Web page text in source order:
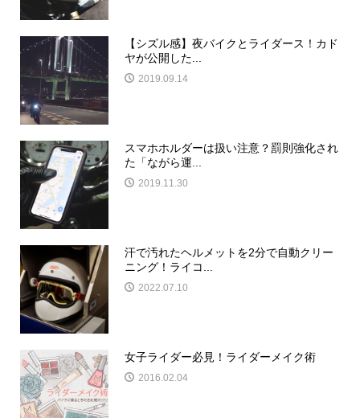
【シズル感】夜バイクとライダース！カド
ヤが公開した...
2019.09.14
スマホホルダーは扱い注意？罰則強化され
た「ながら運...
2019.11.30
汗で汚れたヘルメットを2分で自動クリー
ニング！ライコ...
2022.07.10
女子ライダー必見！ライダーメイク術
2016.02.04